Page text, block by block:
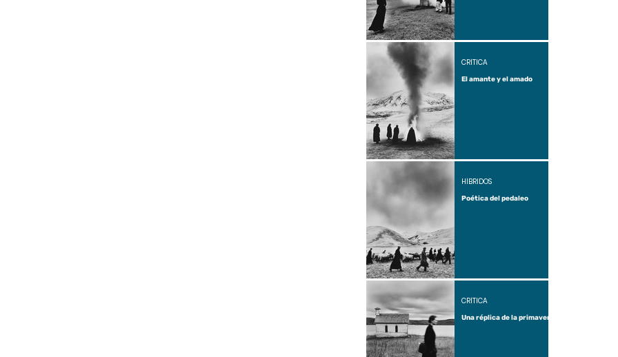
El amante y el amado
CRÍTICA
Poética del pedaleo
HÍBRIDOS
Una réplica de la primavera
CRÍTICA